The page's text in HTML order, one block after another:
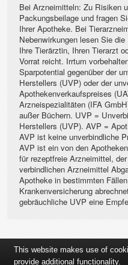
Bei Arzneimitteln: Zu Risiken
Packungsbeilage und fragen
Ihrer Apotheke. Bei
Nebenwirkungen lesen Sie
Ihre Tierärztin, Ihren Tierarzt
Vorrat reicht. Irrtum
Sparpotential gegenüber der
Herstellers (UVP) oder der
Apothekenverkaufspreises
Arzneispezialitäten (IFA
außer Büchern. UVP =
Herstellers (UVP). AVP =
AVP ist keine unverbindliche
AVP ist ein von den
für rezeptfreie Arzneimittel,
verbindlichen Arzneimittel
Apotheke in bestimmten
Krankenversicherung
gebräuchliche UVP eine
This website makes use of
provide additional functionality.